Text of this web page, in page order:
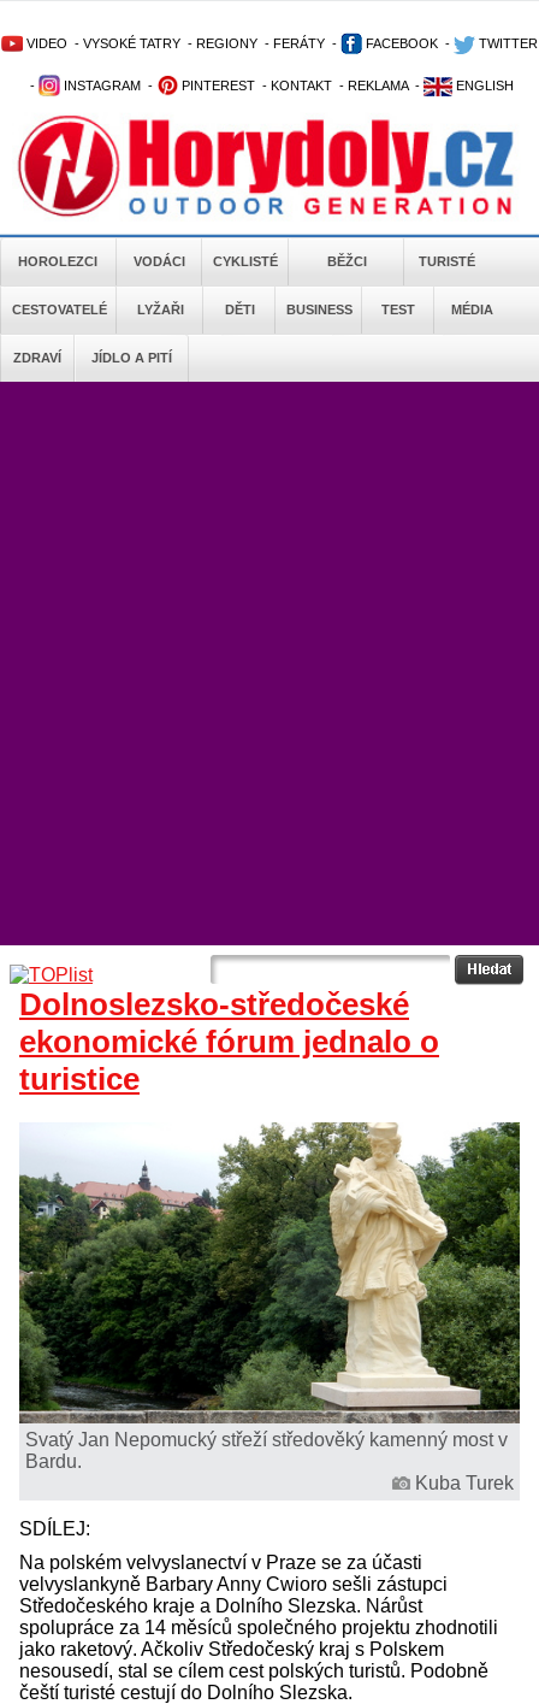
VIDEO - VYSOKÉ TATRY - REGIONY - FERÁTY - FACEBOOK - TWITTER
- INSTAGRAM - PINTEREST - KONTAKT - REKLAMA - ENGLISH
HOROLEZCI VODÁCI CYKLISTÉ BĚŽCI TURISTÉ
CESTOVATELÉ LYŽAŘI DĚTI BUSINESS TEST MÉDIA
ZDRAVÍ JÍDLO A PITÍ
Dolnoslezsko-středočeské
ekonomické fórum jednalo o
turistice
Svatý Jan Nepomucký střeží středověký kamenný most v
Bardu.
Kuba Turek
SDÍLEJ:
Na polském velvyslanectví v Praze se za účasti
velvyslankyně Barbary Anny Cwioro sešli zástupci
Středočeského kraje a Dolního Slezska. Nárůst
spolupráce za 14 měsíců společného projektu zhodnotili
jako raketový. Ačkoliv Středočeský kraj s Polskem
nesousedí, stal se cílem cest polských turistů. Podobně
čeští turisté cestují do Dolního Slezska.